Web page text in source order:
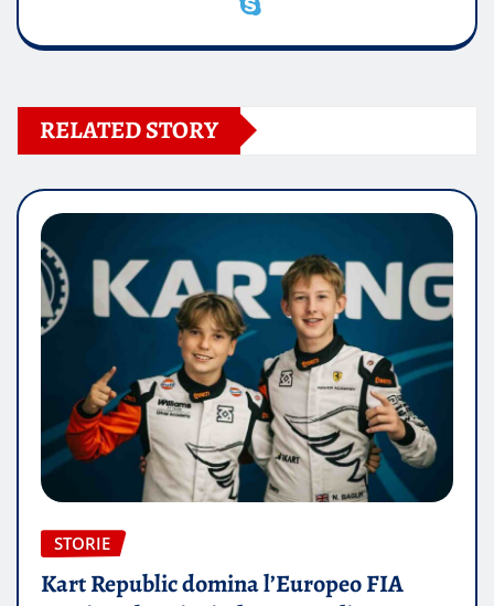
RELATED STORY
STORIE
Kart Republic domina l’Europeo FIA